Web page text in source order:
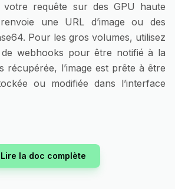
votre requête sur des GPU haute
une URL d’image ou des
Pour les gros volumes, utilisez
de webhooks pour être notifié à la
récupérée, l’image est prête à être
ou modifiée dans l’interface
Lire la doc complète